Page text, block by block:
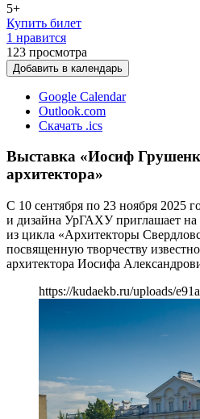
5+
Купить билет
1 нравится
123 просмотра
Добавить в календарь
Google Calendar
Outlook.com
Скачать .ics
Выставка «Иосиф
архитектора»
С 10 сентября по 23 ноября 2025
и дизайна УрГАХУ приглашает
из цикла «Архитекторы
посвященную творчеству
архитектора Иосифа
https://kudaekb.ru/uploads/